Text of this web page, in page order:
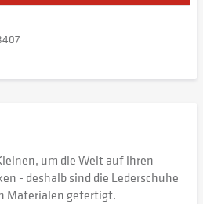
um die Welt auf ihren
- deshalb sind die Lederschuhe
Materialen gefertigt.